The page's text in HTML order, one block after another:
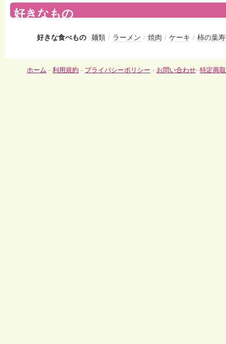
好きなもの
好きな食べもの 麺類 / ラーメン / 焼肉 / ケーキ / 柿の葉
ホーム - 利用規約 - プライバシーポリシー - お問い合わせ- 特定商